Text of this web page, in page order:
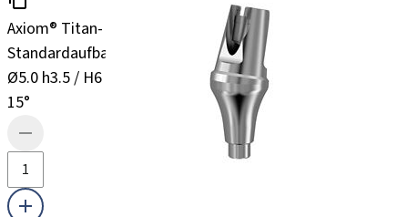
Axiom® Titan-
Standardaufbau
Ø5.0 h3.5 / H6
15°